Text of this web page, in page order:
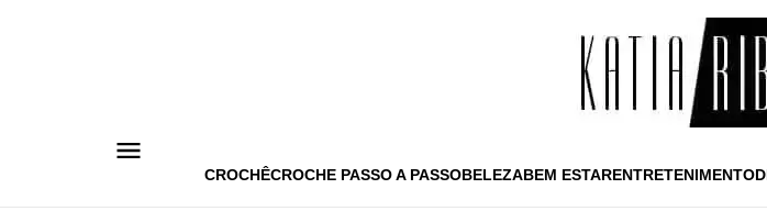
CROCHÊCROCHE PASSO A PASSOBELEZABEM ESTARENTRETENIMENTO